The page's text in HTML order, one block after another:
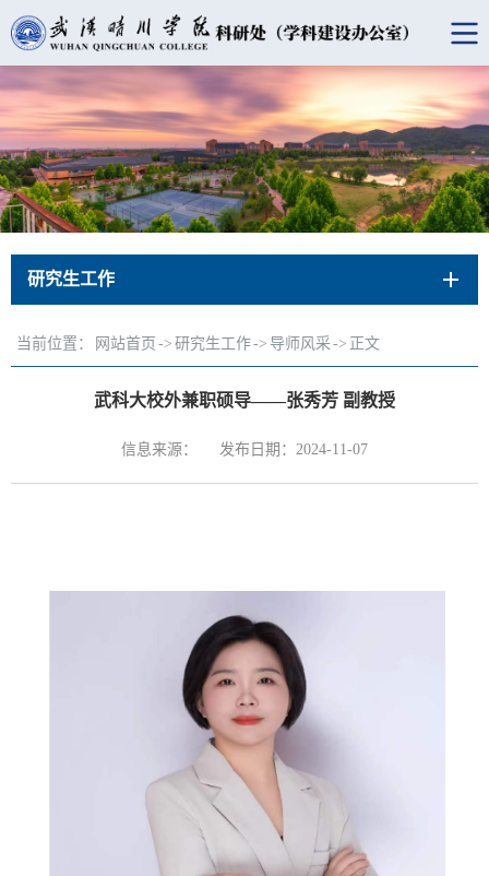
研究生工作
当前位置： 网站首页 -> 研究生工作-> 导师风采 -> 正文
武科大校外兼职硕导——张秀芳 副教授
信息来源： 发布日期：2024-11-07